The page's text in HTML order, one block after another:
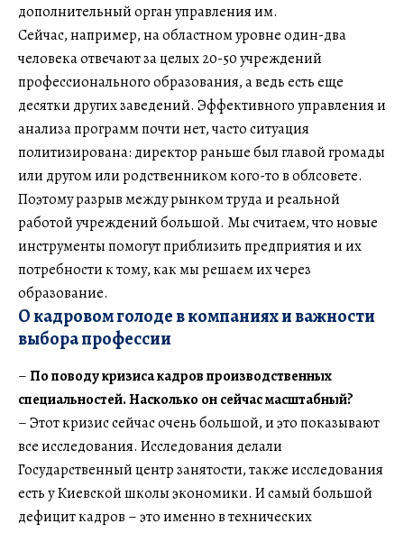
дополнительный орган управления им.
Сейчас, например, на областном уровне один-два
человека отвечают за целых 20-50 учреждений
профессионального образования, а ведь есть еще
десятки других заведений. Эффективного управления и
анализа программ почти нет, часто ситуация
политизирована: директор раньше был главой громады
или другом или родственником кого-то в облсовете.
Поэтому разрыв между рынком труда и реальной
работой учреждений большой. Мы считаем, что новые
инструменты помогут приблизить предприятия и их
потребности к тому, как мы решаем их через
образование.
О кадровом голоде в компаниях и важности
выбора профессии
–По поводу кризиса кадров производственных
специальностей. Насколько он сейчас масштабный?
– Этот кризис сейчас очень большой, и это показывают
все исследования. Исследования делали
Государственный центр занятости, также исследования
есть у Киевской школы экономики. И самый большой
дефицит кадров – это именно в технических